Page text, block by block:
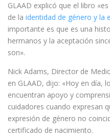
GLAAD explicó que el libro
de la identidad de género y la
importante es que es una
hermanos y la aceptación
son».
Nick Adams, Director de
en GLAAD, dijo: «Hoy en día,
encuentran apoyo y
cuidadores cuando expresan
expresión de género no
certificado de nacimiento.